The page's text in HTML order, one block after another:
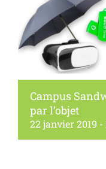
Campus
par l’objet
22 janvier 2019 -